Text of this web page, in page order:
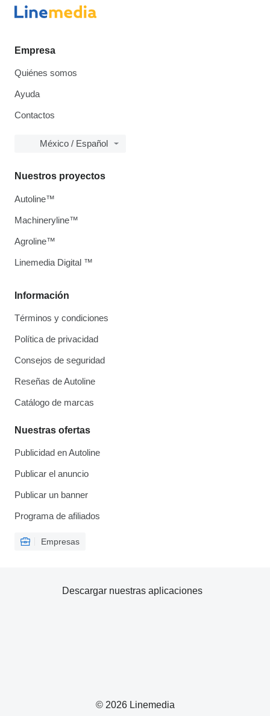
Empresa
Quiénes somos
Ayuda
Contactos
México / Español
Información
Términos y condiciones
Política de privacidad
Consejos de seguridad
Reseñas de Autoline
Catálogo de marcas
Nuestras ofertas
Publicidad en Autoline
Publicar el anuncio
Publicar un banner
Programa de afiliados
Empresas
Nuestros proyectos
Autoline™
Machineryline™
Agroline™
Linemedia Digital ™
© 2026 Linemedia
Descargar nuestras aplicaciones